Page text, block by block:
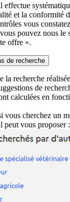
effectue
et la conformité
vous
pouvez nous le
offre ».
de recherche
la recherche
de
calculées en
vous cherchez un
peut vous proposer :